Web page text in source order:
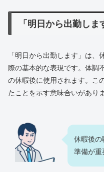
「明日から出勤し
「明日から出勤します」は
際の基本的な表現です。体調
の休暇後に使用されます。こ
たことを示す意味合いがありま
休暇後の
準備が重